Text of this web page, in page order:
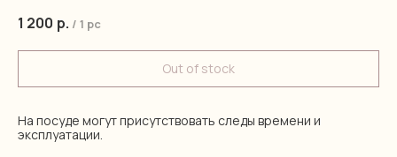
1 200 р. / 1 pc
Out of stock
На посуде могут присутствовать следы времени и
эксплуатации.